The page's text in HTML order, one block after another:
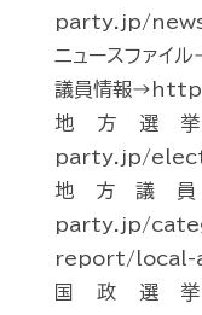
party.jp/
ニュースファ
議員情報
地方選挙
party.jp/
地方議員
party.jp/
report/local-
国政選挙